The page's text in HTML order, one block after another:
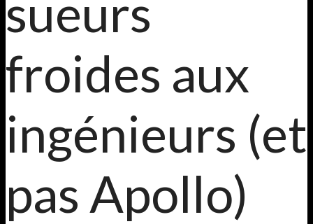
sueurs
froides aux
ingénieurs (et
pas Apollo)